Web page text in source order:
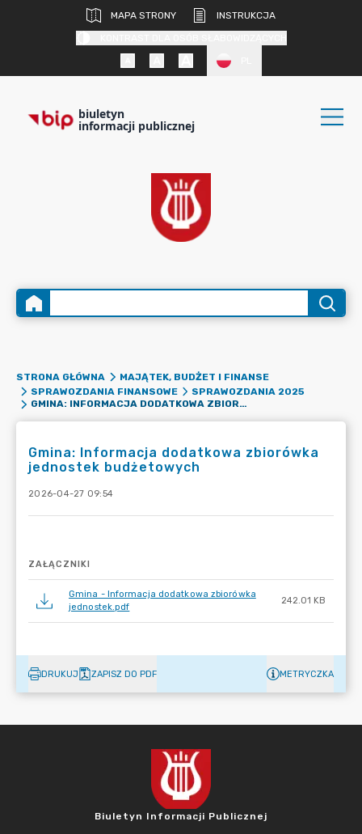
MAPA STRONY
INSTRUKCJA
biuletyn
informacji publicznej
STRONA GŁÓWNA
MAJĄTEK, BUDŻET I FINANSE
SPRAWOZDANIA FINANSOWE
SPRAWOZDANIA 2025
GMINA: INFORMACJA DODATKOWA ZBIORÓWKA JEDNOSTEK BUDŻETOWYCH
Gmina: Informacja dodatkowa zbiorówka
jednostek budżetowych
2026-04-27 09:54
ZAŁĄCZNIKI
Gmina - Informacja dodatkowa zbiorówka
jednostek.pdf
242.01 KB
DRUKUJ ZAPISZ DO PDF METRYCZKA
Biuletyn Informacji Publicznej